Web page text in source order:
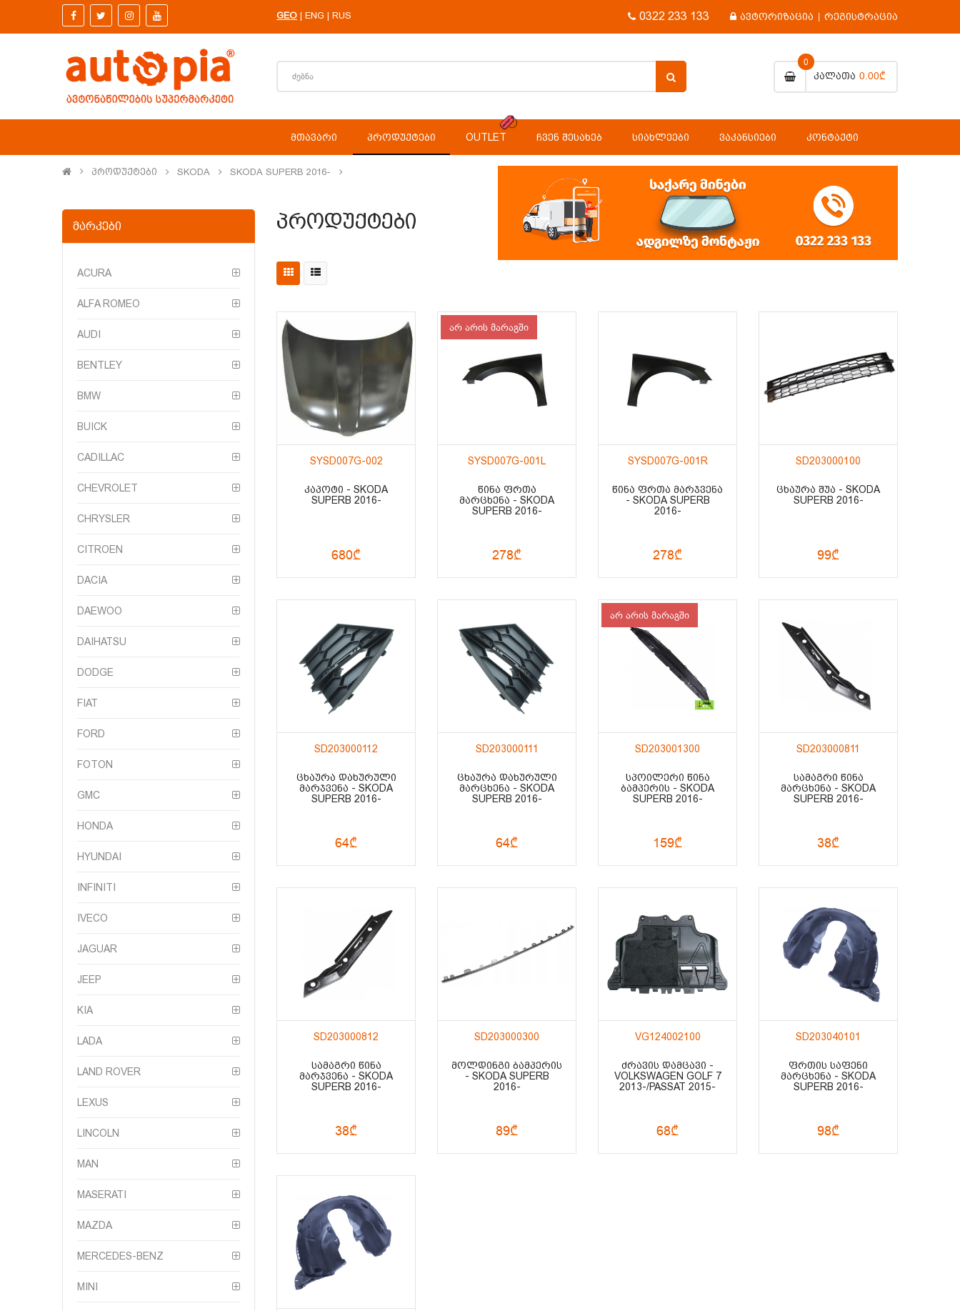
GEO | ENG | RUS 0322 233 133 ავტორიზაცია | რეგისტრაცია
Კალათა
0
0.00₾
ᲛᲗᲐᲕᲐᲠᲘ ᲞᲠᲝᲓᲣᲥᲢᲔᲑᲘ OUTLET ᲩᲕᲔᲜ ᲨᲔᲡᲐᲮᲔᲑ ᲡᲘᲐᲮᲚᲔᲔᲑᲘ ᲕᲐᲙᲐᲜᲡᲘᲔᲑᲘ ᲙᲝᲜᲢᲐᲥᲢᲘ
Პროდუქტები SKODA SKODA SUPERB 2016-
ᲛᲐᲠᲙᲔᲑᲘ
ACURA
ALFA ROMEO
AUDI
BENTLEY
BMW
BUICK
CADILLAC
CHEVROLET
CHRYSLER
CITROEN
DACIA
DAEWOO
DAIHATSU
DODGE
FIAT
FORD
FOTON
GMC
HONDA
HYUNDAI
INFINITI
IVECO
JAGUAR
JEEP
KIA
LADA
LAND ROVER
LEXUS
LINCOLN
MAN
MASERATI
MAZDA
MERCEDES-BENZ
MINI
Პროდუქტები
SYSD007G-002
ᲙᲐᲞᲝᲢᲘ - SKODA
SUPERB 2016-
680₾
არ არის მარაგში
SYSD007G-001L
ᲬᲘᲜᲐ ᲤᲠᲗᲐ
ᲛᲐᲠᲪᲮᲔᲜᲐ - SKODA
SUPERB 2016-
278₾
SYSD007G-001R
ᲬᲘᲜᲐ ᲤᲠᲗᲐ ᲛᲐᲠᲯᲕᲔᲜᲐ
- SKODA SUPERB
2016-
278₾
SD203000100
ᲪᲮᲐᲣᲠᲐ ᲨᲣᲐ - SKODA
SUPERB 2016-
99₾
SD203000112
ᲪᲮᲐᲣᲠᲐ ᲓᲐᲮᲣᲠᲣᲚᲘ
ᲛᲐᲠᲯᲕᲔᲜᲐ - SKODA
SUPERB 2016-
64₾
SD203000111
ᲪᲮᲐᲣᲠᲐ ᲓᲐᲮᲣᲠᲣᲚᲘ
ᲛᲐᲠᲪᲮᲔᲜᲐ - SKODA
SUPERB 2016-
64₾
არ არის მარაგში
SD203001300
ᲡᲞᲝᲘᲚᲔᲠᲘ ᲬᲘᲜᲐ
ᲑᲐᲛᲞᲔᲠᲘᲡ - SKODA
SUPERB 2016-
159₾
SD203000811
ᲡᲐᲛᲐᲒᲠᲘ ᲬᲘᲜᲐ
ᲛᲐᲠᲪᲮᲔᲜᲐ - SKODA
SUPERB 2016-
38₾
SD203000812
ᲡᲐᲛᲐᲒᲠᲘ ᲬᲘᲜᲐ
ᲛᲐᲠᲯᲕᲔᲜᲐ - SKODA
SUPERB 2016-
38₾
SD203000300
ᲛᲝᲚᲓᲘᲜᲒᲘ ᲑᲐᲛᲞᲔᲠᲘᲡ
- SKODA SUPERB
2016-
89₾
VG124002100
ᲫᲠᲐᲕᲘᲡ ᲓᲐᲛᲪᲐᲕᲘ -
VOLKSWAGEN GOLF 7
2013-/PASSAT 2015-
68₾
SD203040101
ᲤᲠᲗᲘᲡ ᲡᲐᲤᲔᲜᲘ
ᲛᲐᲠᲪᲮᲔᲜᲐ - SKODA
SUPERB 2016-
98₾